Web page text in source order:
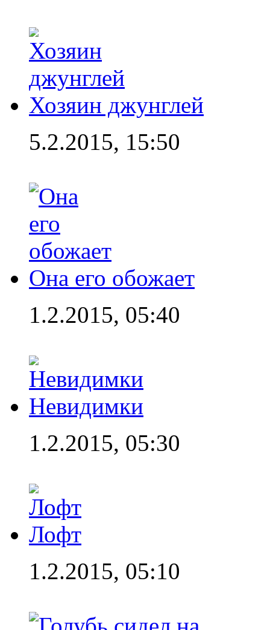
Хозяин джунглей
5.2.2015, 15:50
Она его обожает
1.2.2015, 05:40
Невидимки
1.2.2015, 05:30
Лофт
1.2.2015, 05:10